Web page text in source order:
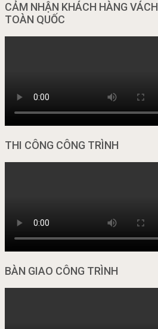
CẢM NHẬN KHÁCH HÀNG
TOÀN QUỐC
THI CÔNG CÔNG TRÌNH
BÀN GIAO CÔNG TRÌNH